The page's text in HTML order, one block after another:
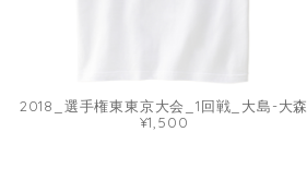
2018_選手権東東京大会_1回戦_大島-大森
¥1,500